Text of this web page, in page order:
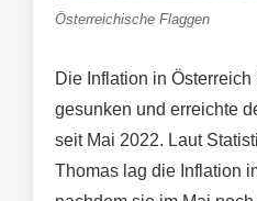
Österreichische Flaggen
Die Inflation in
gesunken und erreichte
seit Mai 2022. Laut
Thomas lag die Inflation